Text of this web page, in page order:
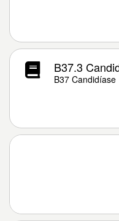
B37.3
B37 Candidíase